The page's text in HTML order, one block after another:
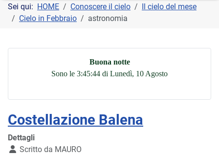
Sei qui: HOME Conoscere il cielo
Il cielo del mese
Cielo in Febbraio
astronomia
Buona notte
Sono le 3:45:45 di Lunedì, 10 Agosto
Costellazione Balena
Dettagli
Scritto da MAURO